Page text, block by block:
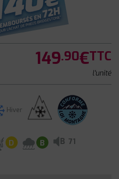
149.90€TTC
l'unité
Hiver
D B B 71